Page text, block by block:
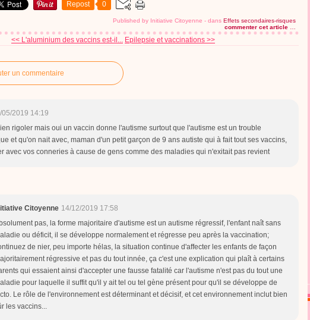
Repost 0
Published by Initiative Citoyenne - dans Effets secondaires-risques
commenter cet article
<< L'aluminium des vaccins est-il... Epilepsie et vaccinations >>
un commentaire
05/2019 14:19
rigoler mais oui un vaccin donne l'autisme surtout que l'autisme est un trouble
et qu'on nait avec, maman d'un petit garçon de 9 ans autiste qui à fait tout ses vaccins,
avec vos conneries à cause de gens comme des maladies qui n'exitait pas revient
Citoyenne 14/12/2019 17:58
pas, la forme majoritaire d'autisme est un autisme régressif, l'enfant naît sans
ou déficit, il se développe normalement et régresse peu après la vaccination;
de nier, peu importe hélas, la situation continue d'affecter les enfants de façon
régressive et pas du tout innée, ça c'est une explication qui plaît à certains
qui essaient ainsi d'accepter une fausse fatalité car l'autisme n'est pas du tout une
pour laquelle il suffit qu'il y ait tel ou tel gène présent pour qu'il se développe de
Le rôle de l'environnement est déterminant et décisif, et cet environnement inclut bien
les vaccins...